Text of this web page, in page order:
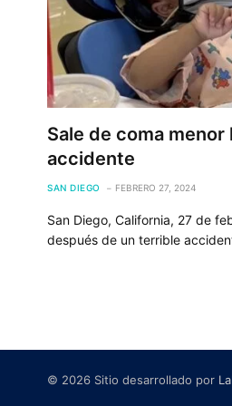
Sale de coma menor
accidente
SAN DIEGO FEBRERO 27, 2024
San Diego, California, 27 de
después de un terrible
© 2026 Sitio desarrollado por